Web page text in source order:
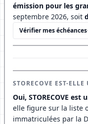
émission pour les
septembre 2026, soit
Vérifier mes échéances
STORECOVE EST-
Oui, STORECOVE
elle figure sur la liste
immatriculées par la